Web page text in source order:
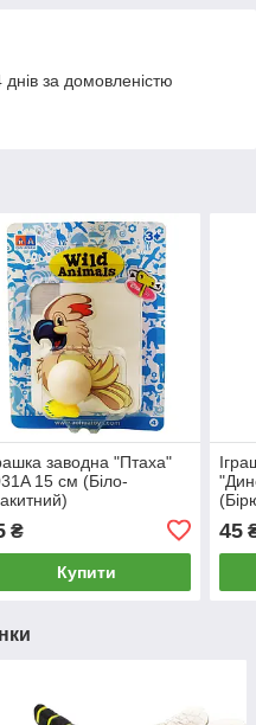
за домовленістю
заводна "Птаха"
15 см (Біло-
₴
Купити
45